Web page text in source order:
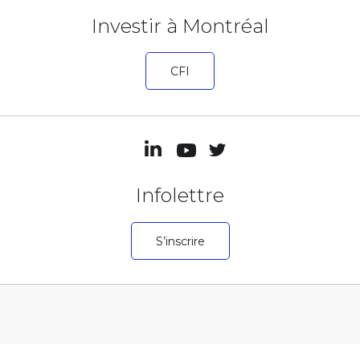
Investir à Montréal
CFI
Infolettre
S’inscrire